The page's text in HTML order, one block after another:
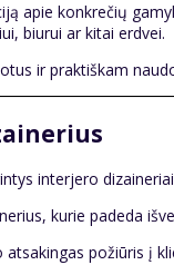
apie konkrečių
biurui ar kitai erdvei.
ir praktiškam
interjero
kurie padeda
požiūris į